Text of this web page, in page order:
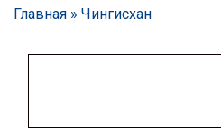
Главная » Чингисхан